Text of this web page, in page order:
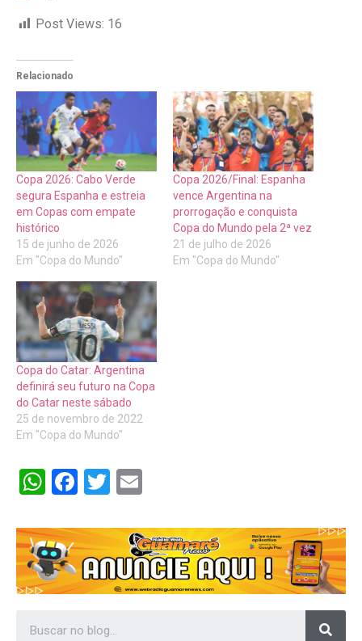
Post Views: 16
Relacionado
Copa 2026: Cabo Verde
segura Espanha e estreia
em Copas com empate
histórico
15 de junho de 2026
Em "Copa do Mundo"
Copa 2026/Final: Espanha
vence Argentina na
prorrogação e conquista
Copa do Mundo pela 2ª vez
21 de julho de 2026
Em "Copa do Mundo"
Copa do Catar: Argentina
definirá seu futuro na Copa
do Catar neste sábado
25 de novembro de 2022
Em "Copa do Mundo"
WhatsApp
Facebook
Twitter